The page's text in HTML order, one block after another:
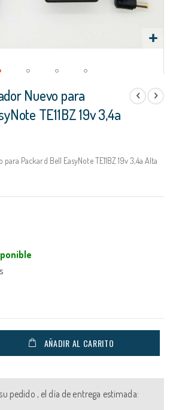
Nuevo para
TE11BZ 19v 3,4a
Packard Bell EasyNote TE11BZ 19v 3,4a Alta
AÑADIR AL CARRITO
pedido , el día de entrega estimada: